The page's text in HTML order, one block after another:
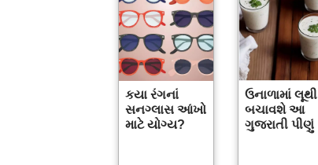
કયા રંગનાં
સનગ્લાસ આંખો
માટે યોગ્ય?
ઉનાળામાં લૂથી
બચાવશે આ
ગુજરાતી પીણું